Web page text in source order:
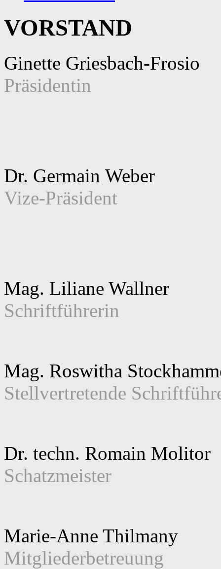
VORSTAND
Ginette Griesbach-Frosio
Präsidentin
Dr. Germain Weber
Vize-Präsident
Mag. Liliane Wallner
Schriftführerin
Mag. Roswitha
Stellvertretende
Dr. techn. Romain Molitor
Schatzmeister
Marie-Anne Thilmany
Mitgliederbetreuung